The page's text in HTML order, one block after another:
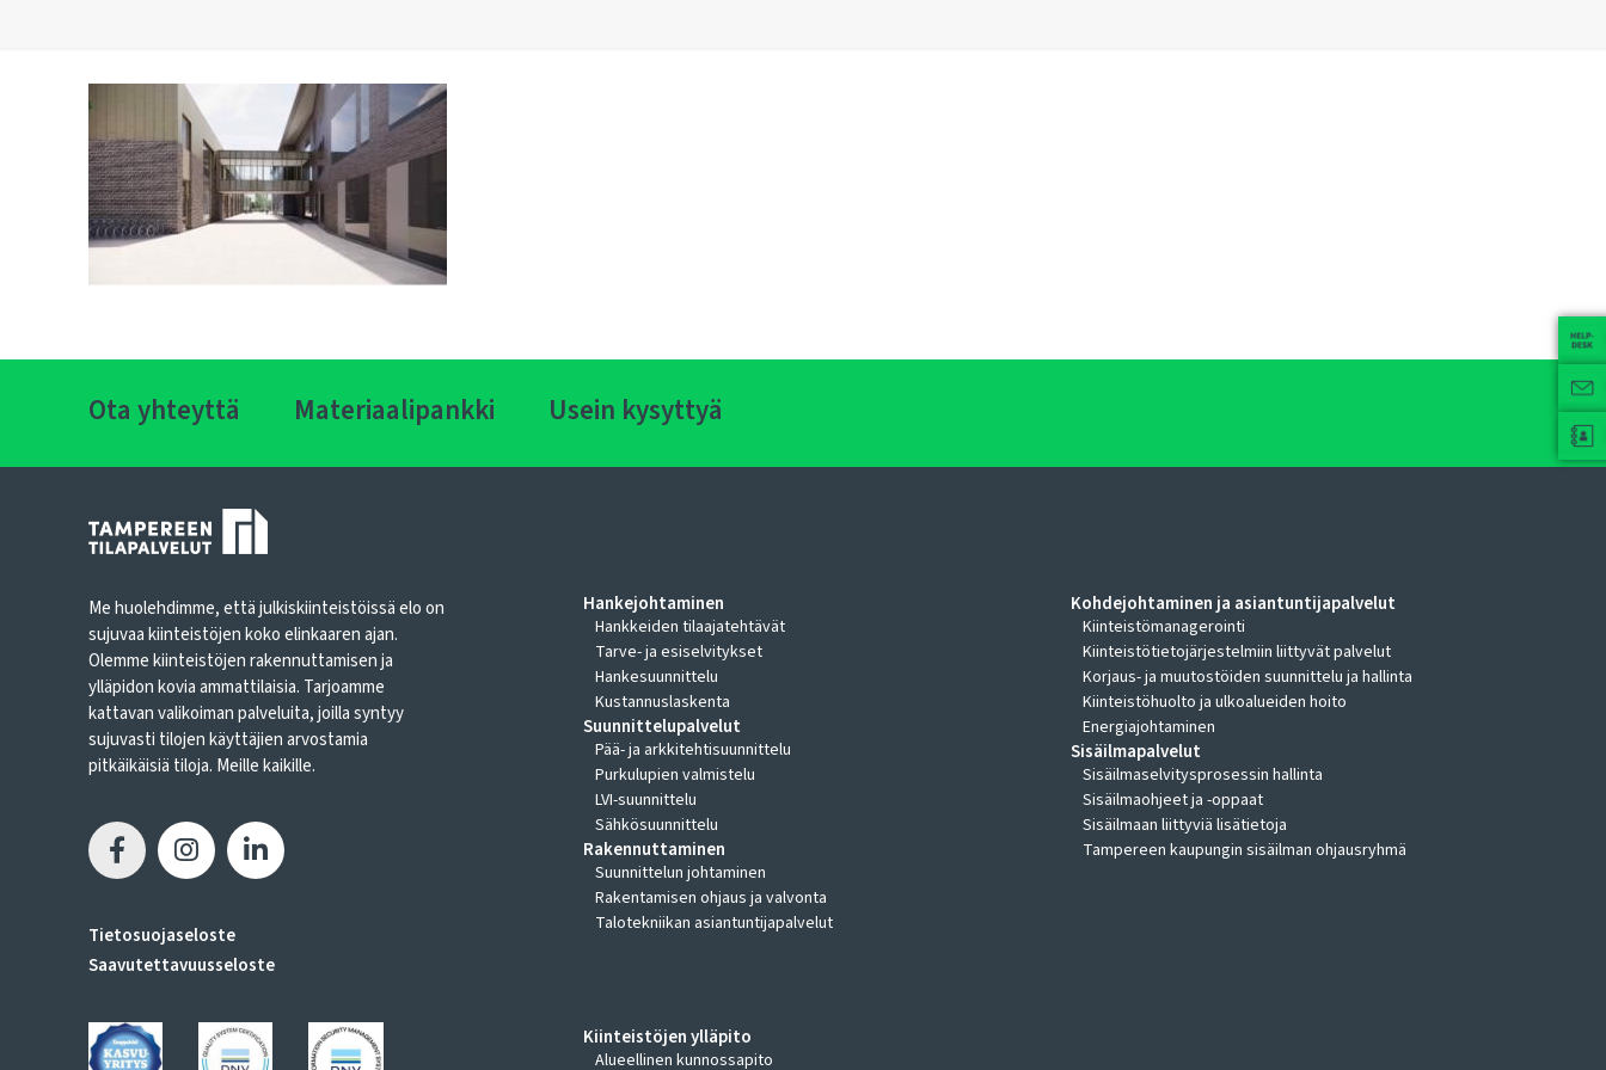
Ota yhteyttä Materiaalipankki Usein kysyttyä
Me huolehdimme, että julkiskiinteistöissä elo on
sujuvaa kiinteistöjen koko elinkaaren ajan.
Olemme kiinteistöjen rakennuttamisen ja
ylläpidon kovia ammattilaisia. Tarjoamme
kattavan valikoiman palveluita, joilla syntyy
sujuvasti tilojen käyttäjien arvostamia
pitkäikäisiä tiloja. Meille kaikille.
Tietosuojaseloste
Saavutettavuusseloste
Hankejohtaminen
Hankkeiden tilaajatehtävät
Tarve- ja esiselvitykset
Hankesuunnittelu
Kustannuslaskenta
Suunnittelupalvelut
Pää- ja arkkitehtisuunnittelu
Purkulupien valmistelu
LVI-suunnittelu
Sähkösuunnittelu
Rakennuttaminen
Suunnittelun johtaminen
Rakentamisen ohjaus ja valvonta
Talotekniikan asiantuntijapalvelut
Kiinteistöjen ylläpito
Alueellinen kunnossapito
Kohdejohtaminen ja asiantuntijapalvelut
Kiinteistömanagerointi
Kiinteistötietojärjestelmiin liittyvät palvelut
Korjaus- ja muutostöiden suunnittelu ja hallinta
Kiinteistöhuolto ja ulkoalueiden hoito
Energiajohtaminen
Sisäilmapalvelut
Sisäilmaselvitysprosessin hallinta
Sisäilmaohjeet ja -oppaat
Sisäilmaan liittyviä lisätietoja
Tampereen kaupungin sisäilman ohjausryhmä